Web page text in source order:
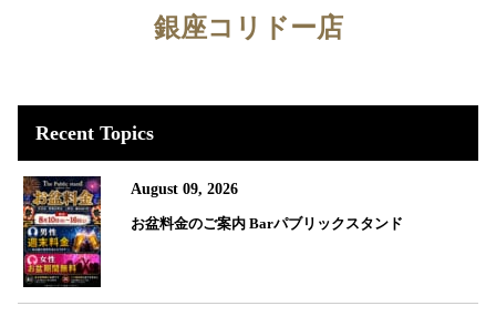
銀座コリドー店
Recent Topics
August 09, 2026
お盆料金のご案内 Barパブリックスタンド